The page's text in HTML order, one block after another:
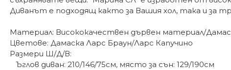
Диванът е подходящ както за Вашия хол, така и за
Материал: Висококачествен дървен материал/
Цветове: Дамаска Ларс Браун/Ларс Капучино
Размери Ш/Д/В:
Ъглов диван: 210/146/75см, място за сън: 129/190см